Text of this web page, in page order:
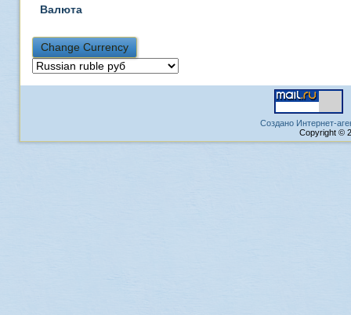
Валюта
Создано Интернет-
Copyright ©